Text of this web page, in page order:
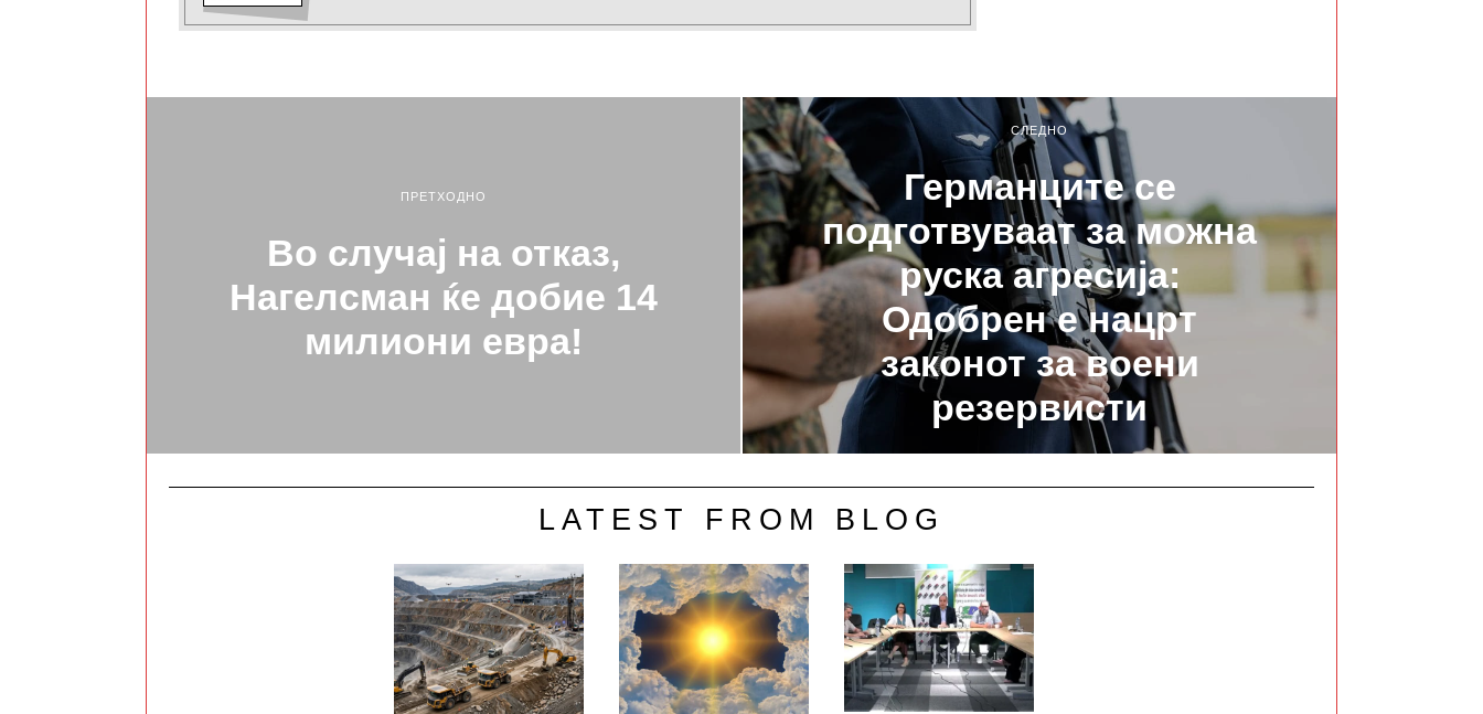
ПРЕТХОДНО
Во случај на отказ,
Нагелсман ќе добие 14
милиони евра!
СЛЕДНО
Германците се
подготвуваат за можна
руска агресија:
Одобрен е нацрт
законот за воени
резервисти
LATEST FROM BLOG